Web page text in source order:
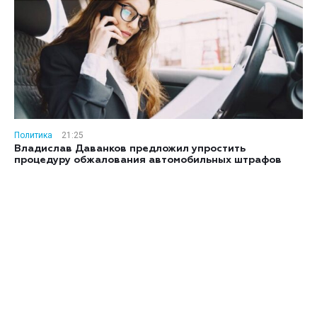
Политика
21:25
Владислав Даванков предложил упростить
процедуру обжалования автомобильных штрафов